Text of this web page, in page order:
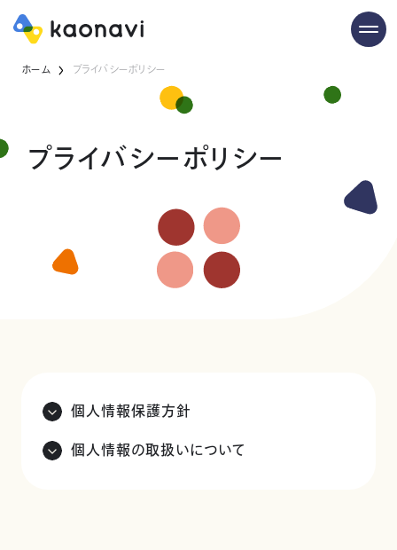
ホーム プライバシーポリシー
プライバシーポリシー
個人情報保護方針
個人情報の取扱いについて